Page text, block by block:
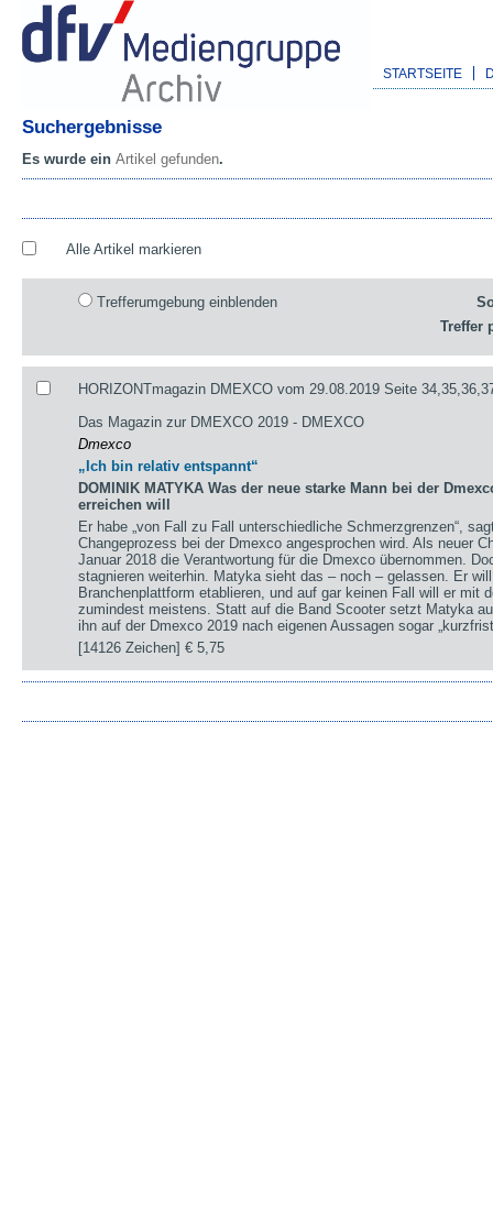
STARTSEITE
Suchergebnisse
Es wurde ein Artikel gefunden.
Alle Artikel markieren
Trefferumgebung einblenden
Treffer
HORIZONTmagazin DMEXCO vom 29.08.2019 Seite
Das Magazin zur DMEXCO 2019 - DMEXCO
Dmexco
„Ich bin relativ entspannt“
DOMINIK MATYKA Was der neue starke Mann bei der
erreichen will
Er habe „von Fall zu Fall unterschiedliche Schmerzgrenzen“,
Changeprozess bei der Dmexco angesprochen wird. Als neuer
Januar 2018 die Verantwortung für die Dmexco übernommen.
stagnieren weiterhin. Matyka sieht das – noch – gelassen. Er
Branchenplattform etablieren, und auf gar keinen Fall will er mit
zumindest meistens. Statt auf die Band Scooter setzt Matyka
ihn auf der Dmexco 2019 nach eigenen Aussagen sogar
[14126 Zeichen]€ 5,75